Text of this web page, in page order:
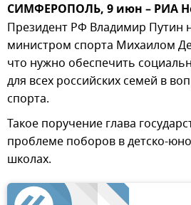
СИМФЕРОПОЛЬ, 9 июн – РИА
Президент РФ Владимир Путин
министром спорта Михаилом
что нужно обеспечить
для всех российских семей в
спорта.
Такое поручение глава
проблеме поборов в детско-
школах.